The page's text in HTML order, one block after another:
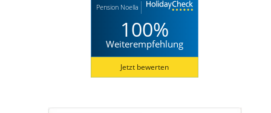
Pension Noella
100%
Weiterempfehlung
Jetzt bewerten